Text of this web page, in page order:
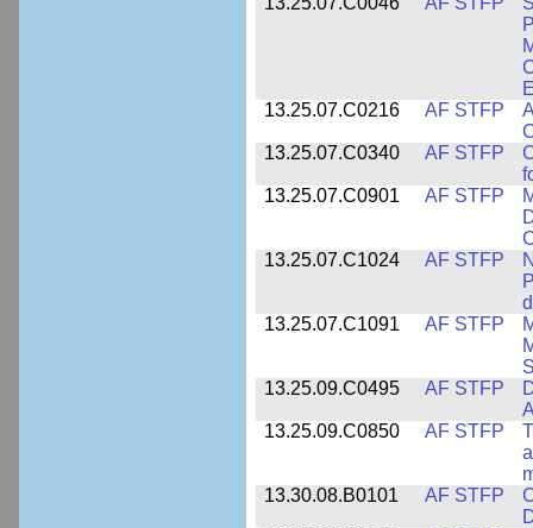
13.25.07.C0216
AF STFP
13.25.07.C0340
AF STFP
13.25.07.C0901
AF STFP
13.25.07.C1024
AF STFP
13.25.07.C1091
AF STFP
13.25.09.C0495
AF STFP
13.25.09.C0850
AF STFP
13.30.08.B0101
AF STFP